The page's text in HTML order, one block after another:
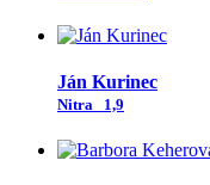
Ján Kurinec
Nitra 1,9